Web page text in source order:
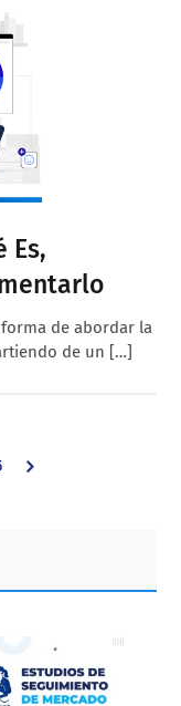
Es,
de abordar la
de un […]